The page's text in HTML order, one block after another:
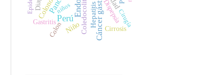
Perú Cáncer gástrico
Coledocolitiasis
Niño Hepatitis CDispepsia
Cirrosis
Colon
Gastritis
niños Cirugía